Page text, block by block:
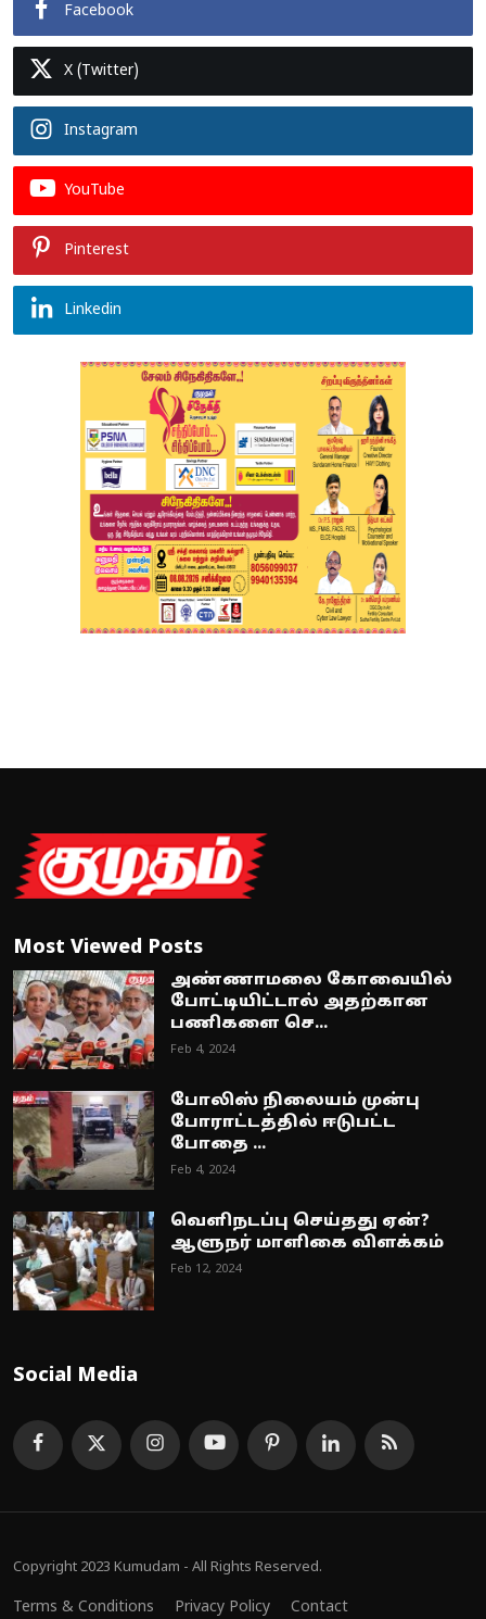
Facebook
X (Twitter)
Instagram
YouTube
Pinterest
Linkedin
Most Viewed Posts
அண்ணாமலை கோவையில்
போட்டியிட்டால் அதற்கான
பணிகளை செ...
Feb 4, 2024
போலிஸ் நிலையம் முன்பு
போராட்டத்தில் ஈடுபட்ட
போதை ...
Feb 4, 2024
வெளிநடப்பு செய்தது ஏன்?
ஆளுநர் மாளிகை விளக்கம்
Feb 12, 2024
Social Media
Copyright 2023 Kumudam - All Rights Reserved.
Terms & Conditions Privacy Policy Contact